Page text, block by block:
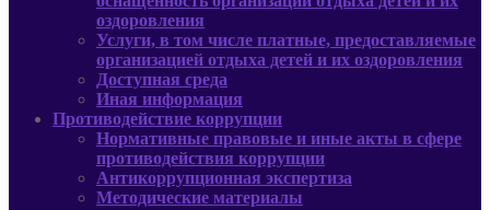
оздоровления
Услуги, в том числе платные, предоставляемые
организацией отдыха детей и их оздоровления
Доступная среда
Иная информация
Противодействие коррупции
Нормативные правовые и иные акты в сфере
противодействия коррупции
Антикоррупционная экспертиза
Методические материалы